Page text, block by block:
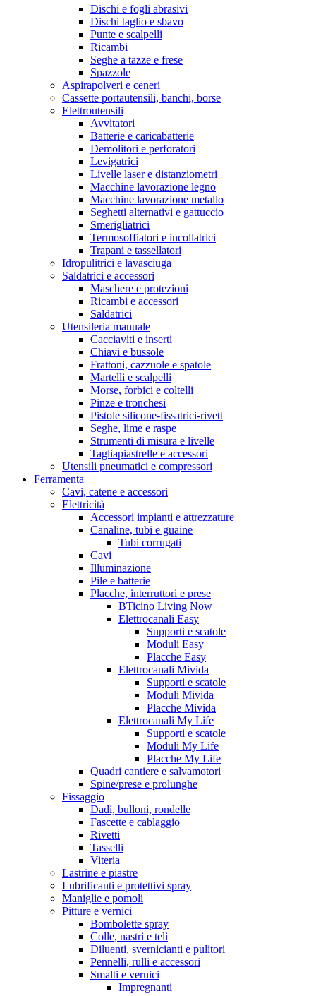
Dischi e fogli abrasivi
Dischi taglio e sbavo
Punte e scalpelli
Ricambi
Seghe a tazze e frese
Spazzole
Aspirapolveri e ceneri
Cassette portautensili, banchi, borse
Elettroutensili
Avvitatori
Batterie e caricabatterie
Demolitori e perforatori
Levigatrici
Livelle laser e distanziometri
Macchine lavorazione legno
Macchine lavorazione metallo
Seghetti alternativi e gattuccio
Smerigliatrici
Termosoffiatori e incollatrici
Trapani e tassellatori
Idropulitrici e lavasciuga
Saldatrici e accessori
Maschere e protezioni
Ricambi e accessori
Saldatrici
Utensileria manuale
Cacciaviti e inserti
Chiavi e bussole
Frattoni, cazzuole e spatole
Martelli e scalpelli
Morse, forbici e coltelli
Pinze e tronchesi
Pistole silicone-fissatrici-rivett
Seghe, lime e raspe
Strumenti di misura e livelle
Tagliapiastrelle e accessori
Utensili pneumatici e compressori
Ferramenta
Cavi, catene e accessori
Elettricità
Accessori impianti e attrezzature
Canaline, tubi e guaine
Tubi corrugati
Cavi
Illuminazione
Pile e batterie
Placche, interruttori e prese
BTicino Living Now
Elettrocanali Easy
Supporti e scatole
Moduli Easy
Placche Easy
Elettrocanali Mivida
Supporti e scatole
Moduli Mivida
Placche Mivida
Elettrocanali My Life
Supporti e scatole
Moduli My Life
Placche My Life
Quadri cantiere e salvamotori
Spine/prese e prolunghe
Fissaggio
Dadi, bulloni, rondelle
Fascette e cablaggio
Rivetti
Tasselli
Viteria
Lastrine e piastre
Lubrificanti e protettivi spray
Maniglie e pomoli
Pitture e vernici
Bombolette spray
Colle, nastri e teli
Diluenti, svernicianti e pulitori
Pennelli, rulli e accessori
Smalti e vernici
Impregnanti